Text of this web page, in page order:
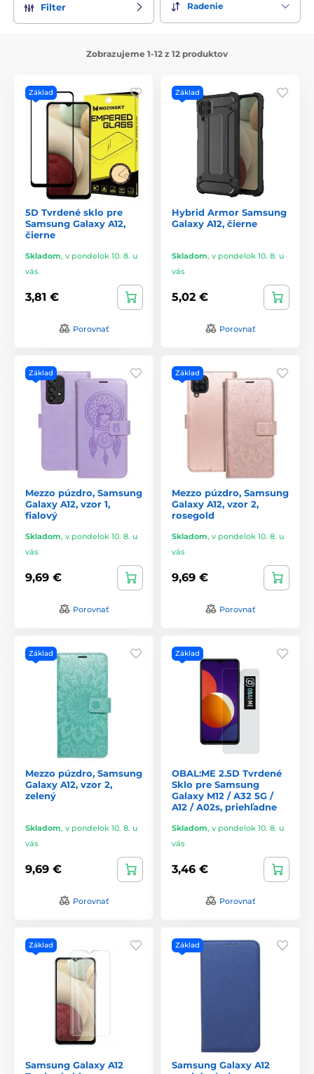
Filter Radenie
Zobrazujeme 1-12 z 12 produktov
Základ
5D Tvrdené sklo pre
Samsung Galaxy A12,
čierne
Skladom, v pondelok 10. 8. u
vás
3,81 €
Porovnať
Základ
Hybrid Armor Samsung
Galaxy A12, čierne
Skladom, v pondelok 10. 8. u
vás
5,02 €
Porovnať
Základ
Mezzo púzdro, Samsung
Galaxy A12, vzor 1,
fialový
Skladom, v pondelok 10. 8. u
vás
9,69 €
Porovnať
Základ
Mezzo púzdro, Samsung
Galaxy A12, vzor 2,
rosegold
Skladom, v pondelok 10. 8. u
vás
9,69 €
Porovnať
Základ
Mezzo púzdro, Samsung
Galaxy A12, vzor 2,
zelený
Skladom, v pondelok 10. 8. u
vás
9,69 €
Porovnať
Základ
OBAL:ME 2.5D Tvrdené
Sklo pre Samsung
Galaxy M12 / A32 5G /
A12 / A02s, priehľadne
Skladom, v pondelok 10. 8. u
vás
3,46 €
Porovnať
Základ
Samsung Galaxy A12
Základ
Samsung Galaxy A12